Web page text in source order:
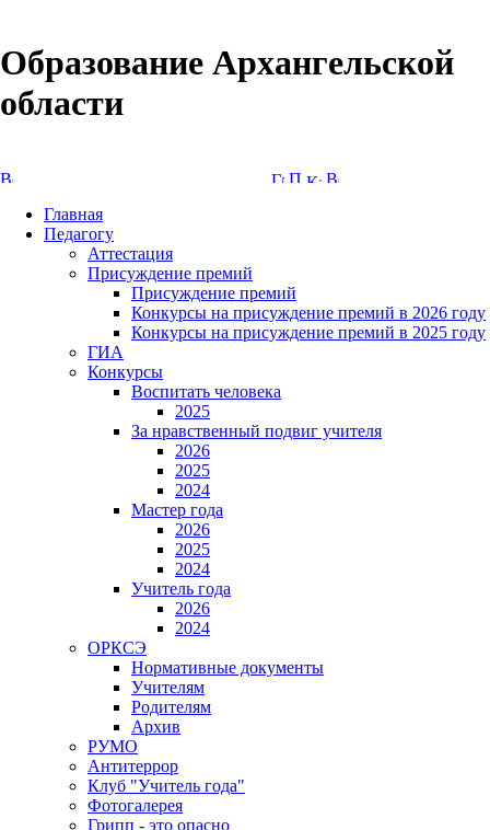
Образование Архангельской
области
Главная
Педагогу
Аттестация
Присуждение премий
Присуждение премий
Конкурсы на присуждение премий в 2026 году
Конкурсы на присуждение премий в 2025 году
ГИА
Конкурсы
Воспитать человека
2025
За нравственный подвиг учителя
2026
2025
2024
Мастер года
2026
2025
2024
Учитель года
2026
2024
ОРКСЭ
Нормативные документы
Учителям
Родителям
Архив
РУМО
Антитеррор
Клуб "Учитель года"
Фотогалерея
Грипп - это опасно